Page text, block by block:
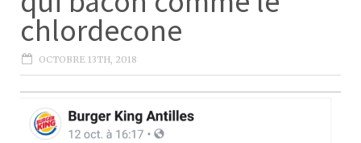
chlordecone
OCTOBRE 13TH, 2018